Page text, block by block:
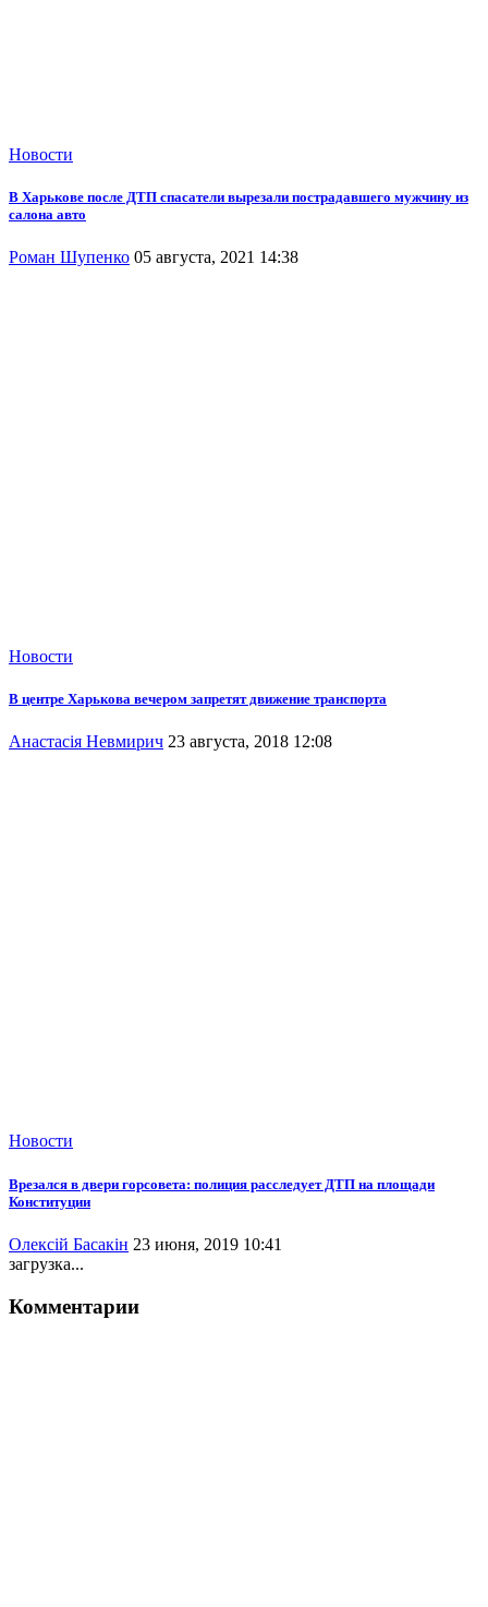
Новости
В Харькове после ДТП спасатели вырезали пострадавшего мужчину из
салона авто
Роман Шупенко 05 августа, 2021 14:38
Новости
В центре Харькова вечером запретят движение транспорта
Анастасія Невмирич 23 августа, 2018 12:08
Новости
Врезался в двери горсовета: полиция расследует ДТП на площади
Конституции
Олексій Басакін 23 июня, 2019 10:41
загрузка...
Комментарии